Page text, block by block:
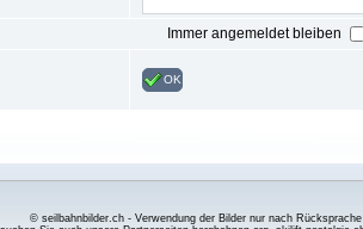
Immer angemeldet bleiben
OK
© seilbahnbilder.ch - Verwendung der Bilder nur nach